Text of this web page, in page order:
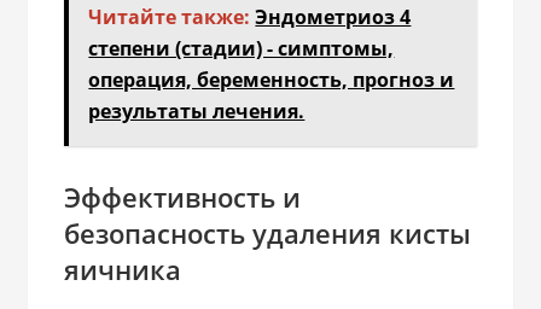
Читайте также: Эндометриоз 4
степени (стадии) - симптомы,
операция, беременность, прогноз и
результаты лечения.
Эффективность и
безопасность удаления кисты
яичника